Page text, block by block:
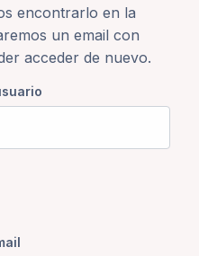
encontrarlo en la
un email con
acceder de nuevo.